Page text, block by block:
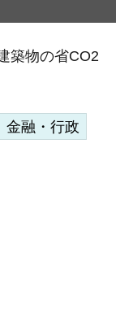
築物の省CO2
金融・行政